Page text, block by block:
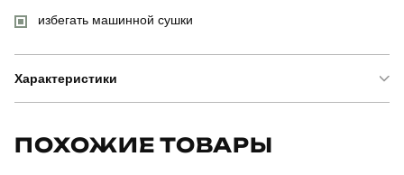
избегать машинной сушки
Характеристики
ПОХОЖИЕ ТОВАРЫ